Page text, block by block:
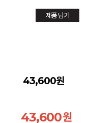
제품 담기
43,600원
43,600원